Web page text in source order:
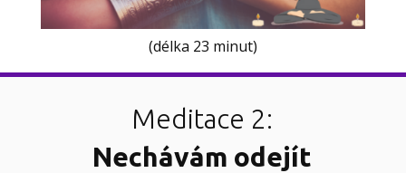
(délka 23 minut)
Meditace 2:
Nechávám odejít